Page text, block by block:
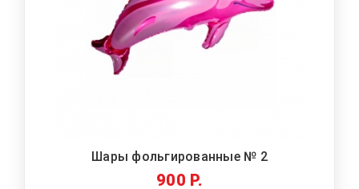
Шары фольгированные № 2
900 Р.